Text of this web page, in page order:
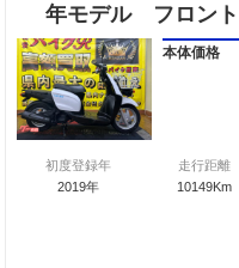
年モデル フロン
本体価格
初度登録年
2019年
走行距離
10149Km